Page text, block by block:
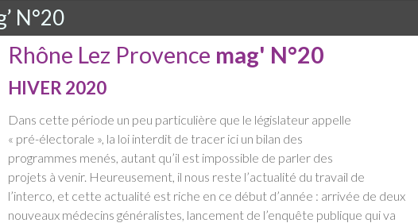
N°20
Rhône Lez Provence mag' N°20
HIVER 2020
Dans cette période un peu particulière que le législateur appelle
« pré-électorale », la loi interdit de tracer ici un bilan des
programmes menés, autant qu’il est impossible de parler des
projets à venir. Heureusement, il nous reste l’actualité du travail de
l’interco, et cette actualité est riche en ce début d’année : arrivée de deux
nouveaux médecins généralistes, lancement de l’enquête publique qui va